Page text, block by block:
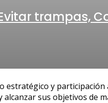
trampas,
y participación
sus objetivos de